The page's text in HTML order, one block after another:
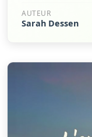
AUTEUR
Sarah Dessen